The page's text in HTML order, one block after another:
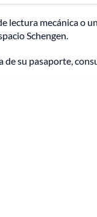
lectura mecánica o
Schengen.
de su pasaporte,